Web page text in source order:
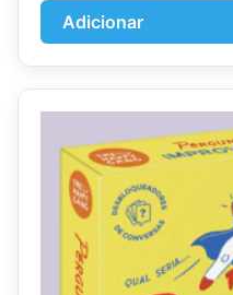
Adicionar